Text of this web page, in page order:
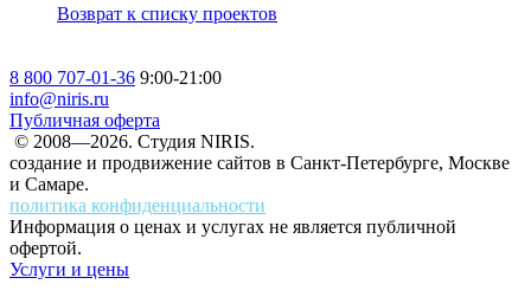
Возврат к списку проектов
8 800 707-01-36 9:00-21:00
info@niris.ru
Публичная оферта
© 2008—2026. Студия NIRIS.
создание и продвижение сайтов в Санкт-Петербурге, Москве
и Самаре.
политика конфиденциальности
Информация о ценах и услугах не является публичной
офертой.
Услуги и цены